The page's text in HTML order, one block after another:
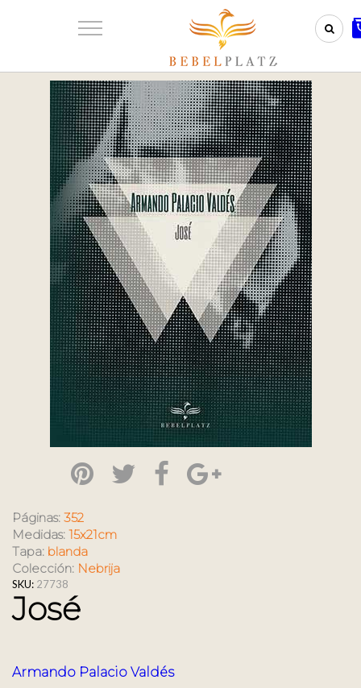
Páginas: 352
Medidas: 15x21cm
Tapa: blanda
Colección: Nebrija
SKU: 27738
José
Armando Palacio Valdés